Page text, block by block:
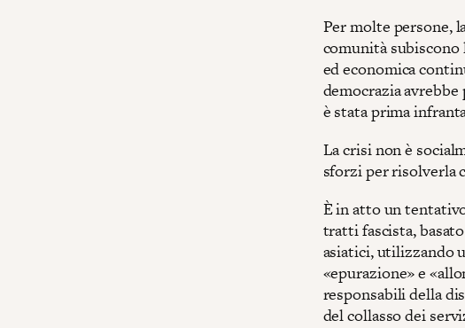
Per molte persone,
comunità
ed economica
democrazia
è stata prima
La crisi non è
sforzi per risolverla
È in atto un
tratti fascista,
asiatici, utilizzando
«epurazione» e
responsabili della
del collasso dei